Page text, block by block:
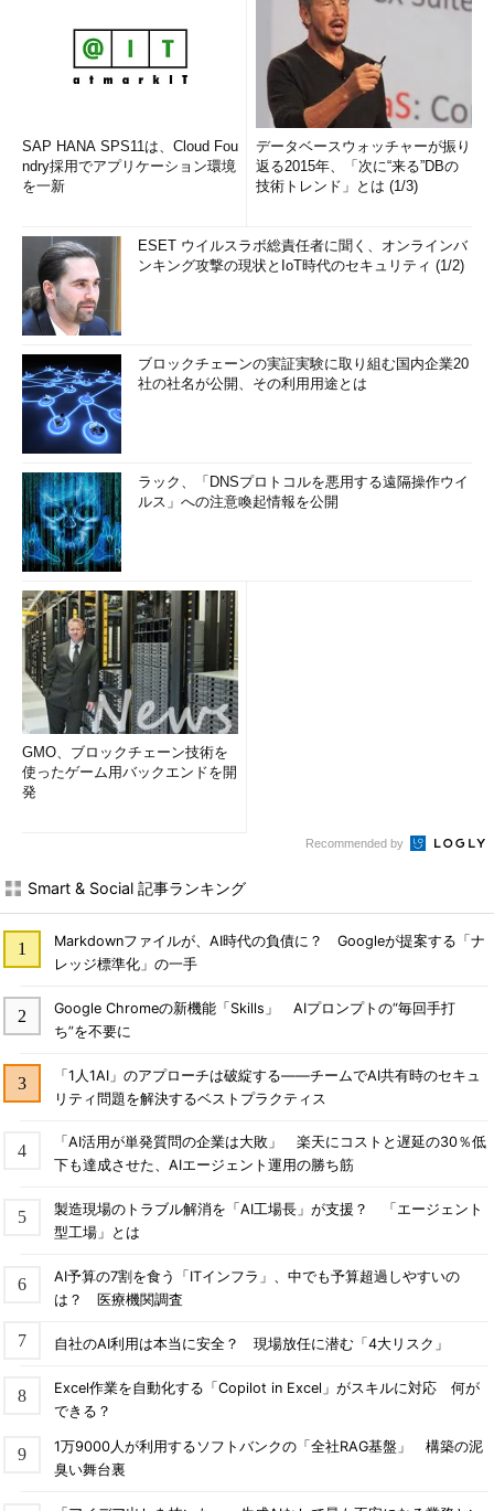
SAP HANA SPS11は、Cloud Fou
ndry採用でアプリケーション環境
を一新
データベースウォッチャーが振り
返る2015年、「次に“来る”DBの
技術トレンド」とは (1/3)
ESET ウイルスラボ総責任者に聞く、オンラインバ
ンキング攻撃の現状とIoT時代のセキュリティ (1/2)
ブロックチェーンの実証実験に取り組む国内企業20
社の社名が公開、その利用用途とは
ラック、「DNSプロトコルを悪用する遠隔操作ウイ
ルス」への注意喚起情報を公開
GMO、ブロックチェーン技術を
使ったゲーム用バックエンドを開
発
Recommended by
Smart & Social 記事ランキング
Markdownファイルが、AI時代の負債に？ Googleが提案する「ナ
レッジ標準化」の一手
Google Chromeの新機能「Skills」 AIプロンプトの“毎回手打
ち”を不要に
「1人1AI」のアプローチは破綻する――チームでAI共有時のセキュ
リティ問題を解決するベストプラクティス
「AI活用が単発質問の企業は大敗」 楽天にコストと遅延の30％低
下も達成させた、AIエージェント運用の勝ち筋
製造現場のトラブル解消を「AI工場長」が支援？ 「エージェント
型工場」とは
AI予算の7割を食う「ITインフラ」、中でも予算超過しやすいの
は？ 医療機関調査
自社のAI利用は本当に安全？ 現場放任に潜む「4大リスク」
Excel作業を自動化する「Copilot in Excel」がスキルに対応 何が
できる？
1万9000人が利用するソフトバンクの「全社RAG基盤」 構築の泥
臭い舞台裏